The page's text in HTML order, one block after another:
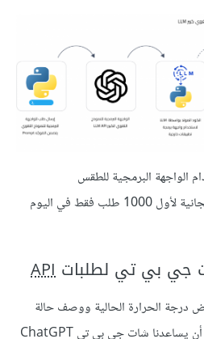
الواجهة البرمجية للطقس
فهي مجانية لأول 1000 طلب فقط في اليوم
جي بي تي لطلبات API
درجة الحرارة الحالية ووصف حالة
الطقس. دعنا نوضح كيف يمكن أن يساعدنا شات جي بي تي ChatGPT